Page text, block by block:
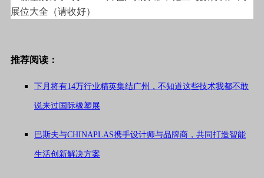
推荐阅读：
下月将有14万行业精英集结广州，不知道这些技术我都不敢
说来过国际橡塑展
巴斯夫与CHINAPLAS携手设计师与品牌商，共同打造智能
生活创新解决方案